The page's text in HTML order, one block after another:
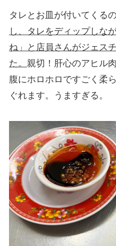
タレとお皿が付いてくるの
し、タレをディップしな
ね」と店員さんがジェス
た。 親切！肝心のアヒル
腹にホロホロですごく柔
ぐれます。うますぎる。